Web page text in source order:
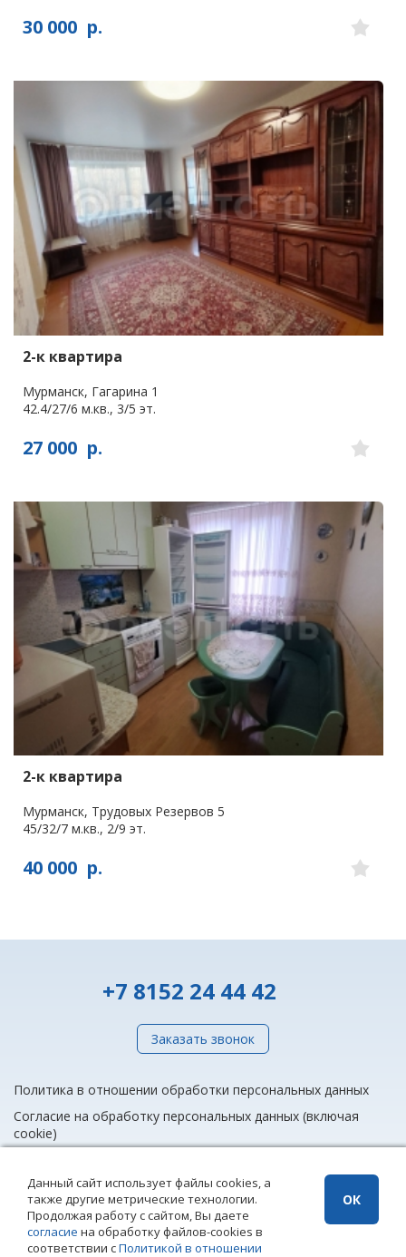
30 000 р.
2-к квартира
Мурманск, Гагарина 1
42.4/27/6 м.кв., 3/5 эт.
27 000 р.
2-к квартира
Мурманск, Трудовых Резервов 5
45/32/7 м.кв., 2/9 эт.
40 000 р.
+7 8152 24 44 42
Заказать звонок
Политика в отношении обработки персональных данных
Согласие на обработку персональных данных (включая
cookie)
info@rieltnet.ru
© 2005 - 2026 ООО Агентство недвижимости «Риэлт» Мурманск, ул.
Полярные Зори, 20, офис 1, телефон единой линии недвижимости
Данный сайт использует файлы cookies, а
также другие метрические технологии.
Продолжая работу с сайтом, Вы даете
согласие на обработку файлов-cookies в
соответствии сПолитикой в отношении
ОК